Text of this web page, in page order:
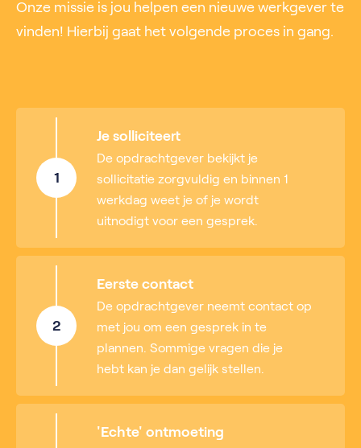
Onze missie is jou helpen een nieuwe werkgever te
vinden! Hierbij gaat het volgende proces in gang.
1
Je solliciteert
De opdrachtgever bekijkt je
sollicitatie zorgvuldig en binnen 1
werkdag weet je of je wordt
uitnodigt voor een gesprek.
2
Eerste contact
De opdrachtgever neemt contact op
met jou om een gesprek in te
plannen. Sommige vragen die je
hebt kan je dan gelijk stellen.
'Echte' ontmoeting